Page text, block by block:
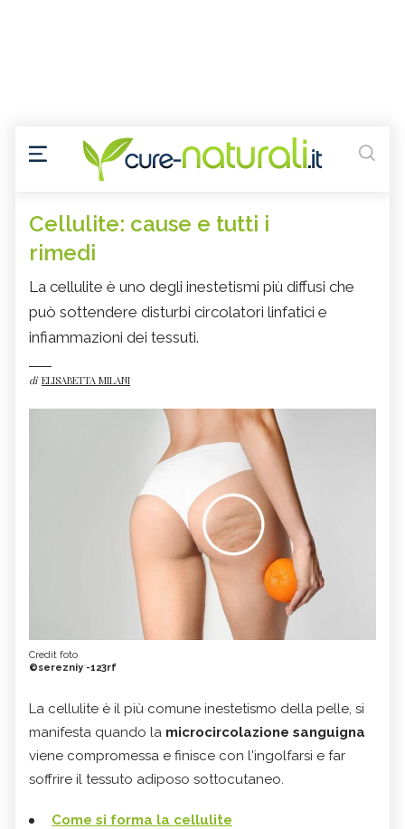
Cellulite: cause e tutti i
rimedi
La cellulite è uno degli inestetismi più diffusi che
può sottendere disturbi circolatori linfatici e
infiammazioni dei tessuti.
di ELISABETTA MILANI
Credit foto
©serezniy -123rf
La cellulite è il più comune inestetismo della pelle, si
manifesta quando la microcircolazione sanguigna
viene compromessa e finisce con l'ingolfarsi e far
soffrire il tessuto adiposo sottocutaneo.
Come si forma la cellulite